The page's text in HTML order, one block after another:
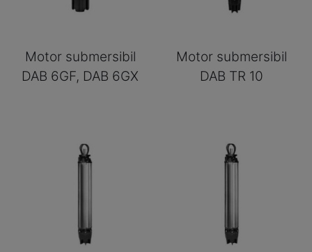
Motor submersibil
DAB 6GF, DAB 6GX
Motor submersibil
DAB TR 10